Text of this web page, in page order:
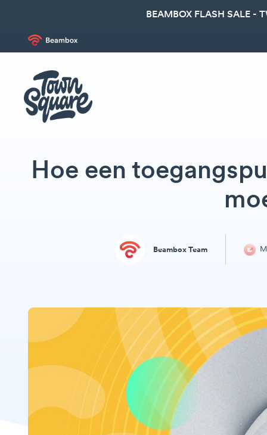
BEAMBOX FLASH SALE -
Hoe een
Beambox Team